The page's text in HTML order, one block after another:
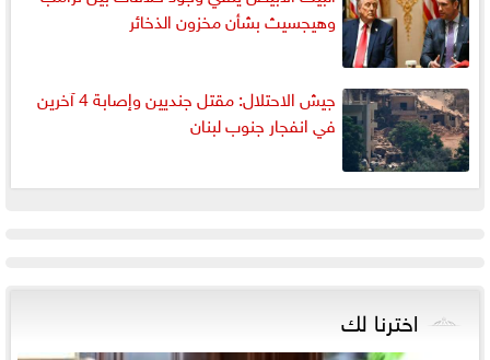
وهيجسيث بشأن مخزون الذخائر
جيش الاحتلال: مقتل جنديين وإصابة 4 آخرين
في انفجار جنوب لبنان
اخترنا لك